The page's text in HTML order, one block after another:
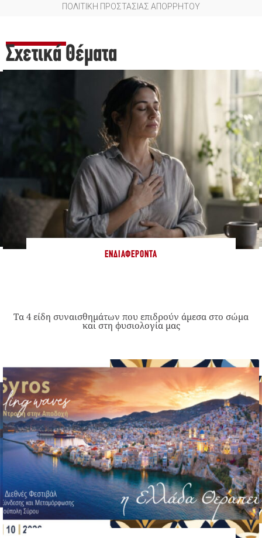
ΠΟΛΙΤΙΚΗ ΠΡΟΣΤΑΣΙΑΣ ΑΠΟΡΡΗΤΟΥ
Σχετικά Θέματα
ΕΝΔΙΑΦΈΡΟΝΤΑ
Τα 4 είδη συναισθημάτων που επιδρούν άμεσα στο σώμα
και στη φυσιολογία μας